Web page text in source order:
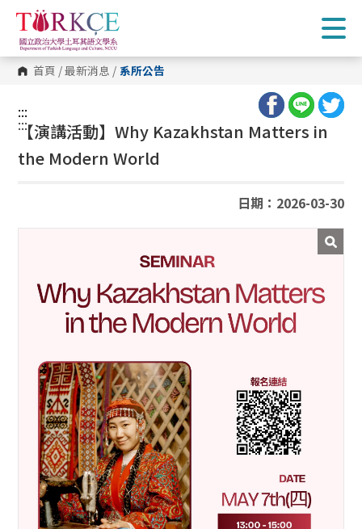
跳
到
主
要
內
容 首頁 /最新消息 / 系所公告
:::
:::
【演講活動】Why Kazakhstan Matters in
the Modern World
日期：2026-03-30